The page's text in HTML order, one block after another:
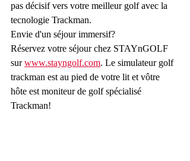
pas décisif vers votre meilleur golf avec la
tecnologie Trackman.
Envie d'un séjour immersif?
Réservez votre séjour chez STAYnGOLF
sur www.stayngolf.com. Le simulateur golf
trackman est au pied de votre lit et vôtre
hôte est moniteur de golf spécialisé
Trackman!